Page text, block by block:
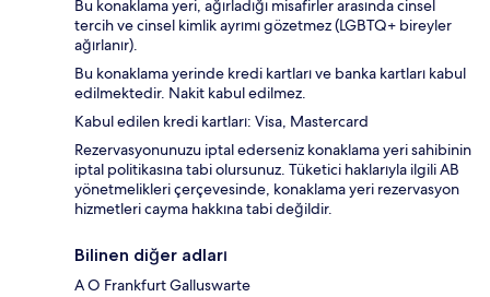
Bu konaklama yeri, ağırladığı misafirler arasında cinsel
tercih ve cinsel kimlik ayrımı gözetmez (LGBTQ+ bireyler
ağırlanır).
Bu konaklama yerinde kredi kartları ve banka kartları kabul
edilmektedir. Nakit kabul edilmez.
Kabul edilen kredi kartları: Visa, Mastercard
Rezervasyonunuzu iptal ederseniz konaklama yeri sahibinin
iptal politikasına tabi olursunuz. Tüketici haklarıyla ilgili AB
yönetmelikleri çerçevesinde, konaklama yeri rezervasyon
hizmetleri cayma hakkına tabi değildir.
Bilinen diğer adları
A O Frankfurt Galluswarte